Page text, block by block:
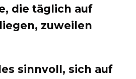
die täglich auf
zuweilen
sinnvoll, sich auf